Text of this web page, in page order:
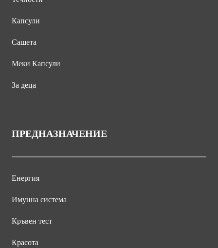
Капсули
Сашета
Меки Капсули
За деца
ПРЕДНАЗНАЧЕНИЕ
Енергия
Имунна система
Кръвен тест
Красота